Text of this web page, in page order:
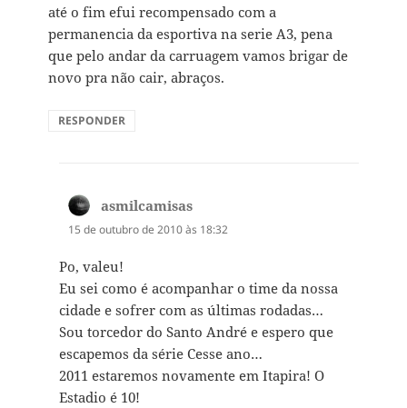
até o fim efui recompensado com a
permanencia da esportiva na serie A3, pena
que pelo andar da carruagem vamos brigar de
novo pra não cair, abraços.
RESPONDER
asmilcamisasdisse:
15 de outubro de 2010 às 18:32
Po, valeu!
Eu sei como é acompanhar o time da nossa
cidade e sofrer com as últimas rodadas…
Sou torcedor do Santo André e espero que
escapemos da série Cesse ano…
2011 estaremos novamente em Itapira! O
Estadio é 10!